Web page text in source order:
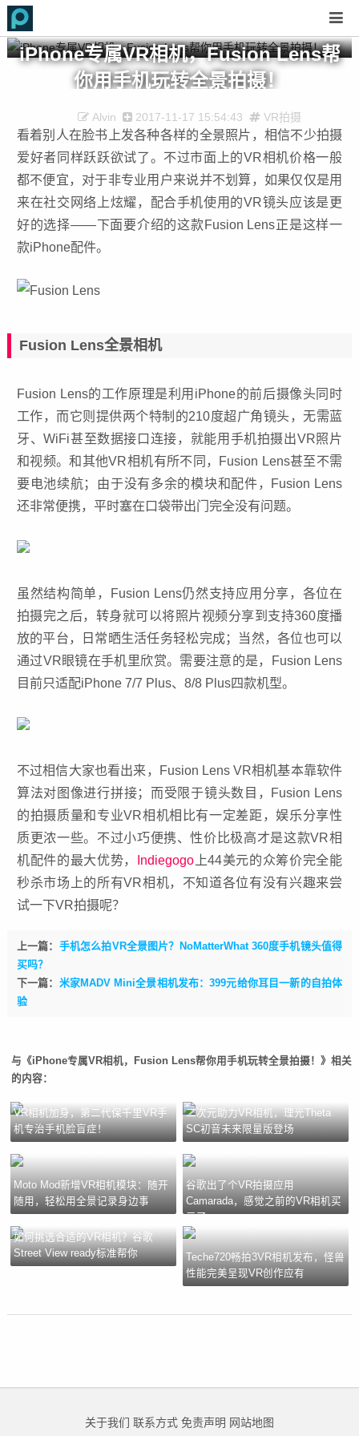
iPhone专属VR相机，Fusion Lens帮
你用手机玩转全景拍摄！
Alvin 2017-11-17 15:54:43 VR拍摄
看着别人在脸书上发各种各样的全景照片，相信不少拍摄
爱好者同样跃跃欲试了。不过市面上的VR相机价格一般
都不便宜，对于非专业用户来说并不划算，如果仅仅是用
来在社交网络上炫耀，配合手机使用的VR镜头应该是更
好的选择——下面要介绍的这款Fusion Lens正是这样一
款iPhone配件。
Fusion Lens全景相机
Fusion Lens的工作原理是利用iPhone的前后摄像头同时
工作，而它则提供两个特制的210度超广角镜头，无需蓝
牙、WiFi甚至数据接口连接，就能用手机拍摄出VR照片
和视频。和其他VR相机有所不同，Fusion Lens甚至不需
要电池续航；由于没有多余的模块和配件，Fusion Lens
还非常便携，平时塞在口袋带出门完全没有问题。
虽然结构简单，Fusion Lens仍然支持应用分享，各位在
拍摄完之后，转身就可以将照片视频分享到支持360度播
放的平台，日常晒生活任务轻松完成；当然，各位也可以
通过VR眼镜在手机里欣赏。需要注意的是，Fusion Lens
目前只适配iPhone 7/7 Plus、8/8 Plus四款机型。
不过相信大家也看出来，Fusion Lens VR相机基本靠软件
算法对图像进行拼接；而受限于镜头数目，Fusion Lens
的拍摄质量和专业VR相机相比有一定差距，娱乐分享性
质更浓一些。不过小巧便携、性价比极高才是这款VR相
机配件的最大优势， Indiegogo上44美元的众筹价完全能
秒杀市场上的所有VR相机，不知道各位有没有兴趣来尝
试一下VR拍摄呢？
上一篇： 手机怎么拍VR全景图片？NoMatterWhat 360度手机镜头值得
买吗？
下一篇： 米家MADV Mini全景相机发布：399元给你耳目一新的自拍体
验
与《iPhone专属VR相机，Fusion Lens帮你用手机玩转全景拍摄！》相关
的内容：
VR相机加身，第二代保千里VR手
机专治手机脸盲症！
二次元助力VR相机，理光Theta
SC初音未来限量版登场
Moto Mod新增VR相机模块：随开
随用，轻松用全景记录身边事
谷歌出了个VR拍摄应用
Camarada，感觉之前的VR相机买
亏了
如何挑选合适的VR相机？谷歌
Street View ready标准帮你
Teche720畅拍3VR相机发布，怪兽
性能完美呈现VR创作应有
关于我们 联系方式 免责声明 网站地图